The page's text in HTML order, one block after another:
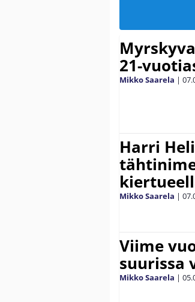
21-
Mikko Saarela |
Harri
Mikko Saarela |
Viime
suurissa
Mikko Saarela |